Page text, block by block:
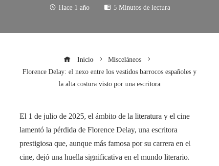
Hace 1 año 5 Minutos de lectura
Inicio
Misceláneos
Florence Delay: el nexo entre los vestidos barrocos españoles y
la alta costura visto por una escritora
El 1 de julio de 2025, el ámbito de la literatura y el cine
lamentó la pérdida de Florence Delay, una escritora
prestigiosa que, aunque más famosa por su carrera en el
cine, dejó una huella significativa en el mundo literario.